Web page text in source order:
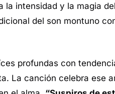
la intensidad y la magia
del son montuno
profundas con
La canción celebra ese